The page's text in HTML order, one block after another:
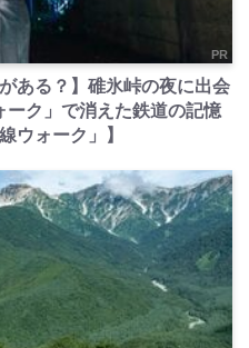
PR
ある？】碓氷峠の夜に出会
ーク」で消えた鉄道の記憶
ウォーク」】